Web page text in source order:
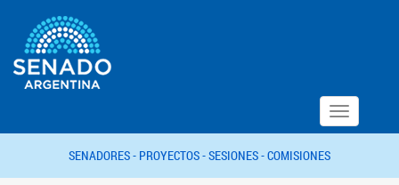
Toggle
navigation
SENADORES - PROYECTOS -SESIONES -COMISIONES